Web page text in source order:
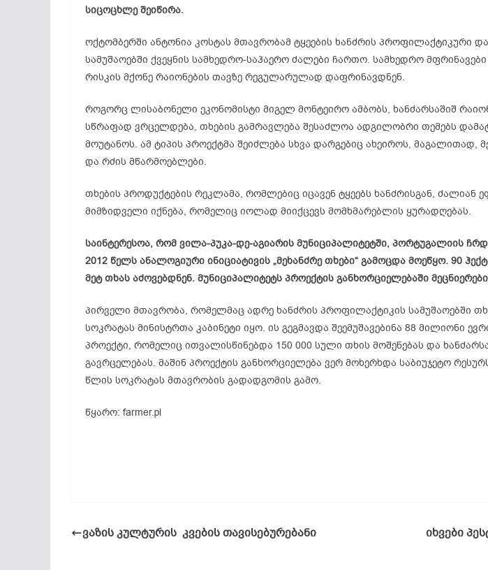
სიცოცხლე შეიწირა.
ოქტომბერში ანტონია კოსტას მთავრობამ ტყეების ხანძრის პროფილაქტიკური
სამუშაოებში ქვეყნის სამხედრო-საჰაერო ძალები ჩართო. სამხედრო
რისკის მქონე რაიონების თავზე რეგულარულად დაფრინავდნენ.
როგორც ლისაბონელი ეკონომისტი მიგელ მონტეირო ამბობს, ხანძარსაშიშ
სწრაფად ვრცელდება, თხების გამრავლება შესაძლოა ადგილობრი თემებს
მოუტანოს. ამ ტიპის პროექტმა შეიძლება სხვა დარგებიც ახეიროს, მაგალითად,
და რძის მწარმოებლები.
თხების პროდუქტების რეკლამა, რომლებიც იცავენ ტყეებს ხანძრისგან, ძალიან
მიმზიდველი იქნება, რომელიც იოლად მიიქცევს მომხმარებლის ყურადღებას.
საინტერესოა, რომ ვილა-პუკა-დე-აგიარის მუნიციპალიტეტში, პორტუგალიის
2012 წელს ანალოგიური ინიციატივის „მეხანძრე თხები“ გამოცდა მოეწყო. 90
მეტ თხას აძოვებდნენ. მუნიციპალიტეტს პროექტის განხორციელებაში
პირველი მთავრობა, რომელმაც ადრე ხანძრის პროფილაქტიკის სამუშაოებში
სოკრატას მინისტრთა კაბინეტი იყო. ის გეგმავდა შეემუშავებინა 88 მილიონი
პროექტი, რომელიც ითვალისწინებდა 150 000 სული თხის მოშენებას და
გავრცელებას. მაშინ პროექტის განხორციელება ვერ მოხერხდა საბიუჯეტო
წლის სოკრატას მთავრობის გადადგომის გამო.
წყარო: farmer.pl
ვაზის კულტურის კვების თავისებურებანი იხვები